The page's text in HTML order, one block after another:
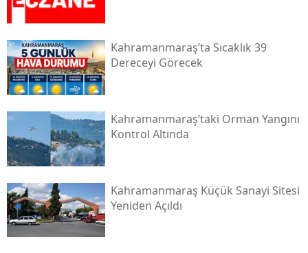
Kahramanmaraş’ta Sıcaklık 39
Dereceyi Görecek
Kahramanmaraş’taki Orman Yangını
Kontrol Altında
Kahramanmaraş Küçük Sanayi Sitesi
Yeniden Açıldı